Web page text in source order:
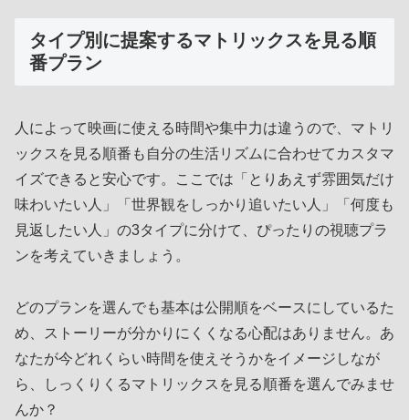
タイプ別に提案するマトリックスを見る順
番プラン
人によって映画に使える時間や集中力は違うので、マトリ
ックスを見る順番も自分の生活リズムに合わせてカスタマ
イズできると安心です。ここでは「とりあえず雰囲気だけ
味わいたい人」「世界観をしっかり追いたい人」「何度も
見返したい人」の3タイプに分けて、ぴったりの視聴プラ
ンを考えていきましょう。
どのプランを選んでも基本は公開順をベースにしているた
め、ストーリーが分かりにくくなる心配はありません。あ
なたが今どれくらい時間を使えそうかをイメージしなが
ら、しっくりくるマトリックスを見る順番を選んでみませ
んか？